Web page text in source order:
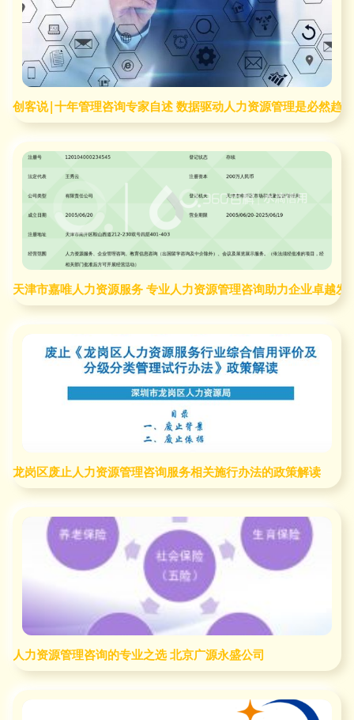
创客说|十年管理咨询专家自述 数据驱动人力资源管理是必然趋势
天津市嘉唯人力资源服务 专业人力资源管理咨询助力企业卓越发
龙岗区废止人力资源管理咨询服务相关施行办法的政策解读
人力资源管理咨询的专业之选 北京广源永盛公司